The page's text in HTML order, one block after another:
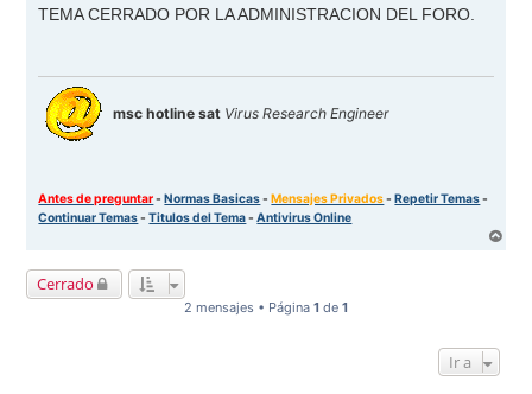
n
s
TEMA CERRADO POR LA ADMINISTRACION DEL FORO.
msc hotline sat Virus Research Engineer
Antes de preguntar-Normas Basicas-Mensajes Privados-Repetir Temas-
Continuar Temas-Titulos del Tema-Antivirus Online
Cerrado
2 mensajes • Página 1 de 1
Ir a